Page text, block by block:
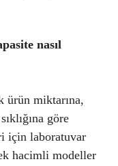
nasıl
ürün miktarına,
göre
için laboratuvar
hacimli modeller